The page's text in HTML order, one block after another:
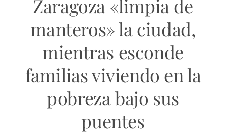
Zaragoza «limpia de
manteros» la ciudad,
mientras esconde
familias viviendo en la
pobreza bajo sus
puentes